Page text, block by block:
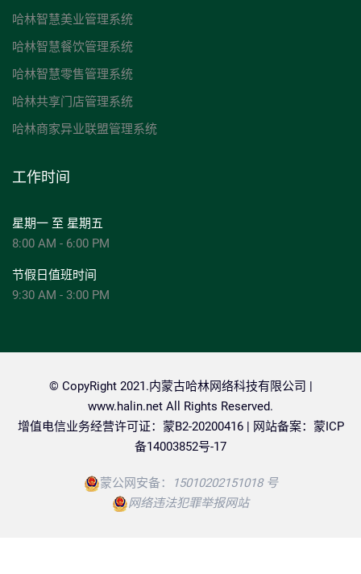
哈林智慧美业管理系统
哈林智慧餐饮管理系统
哈林智慧零售管理系统
哈林共享门店管理系统
哈林商家异业联盟管理系统
工作时间
星期一 至 星期五
8:00 AM - 6:00 PM
节假日值班时间
9:30 AM - 3:00 PM
© CopyRight 2021.内蒙古哈林网络科技有限公司 |
www.halin.net All Rights Reserved.
增值电信业务经营许可证：蒙B2-20200416 | 网站备案： 蒙ICP
备14003852号-17
蒙公网安备：
15010202151018 号
网络违法犯罪举报网站